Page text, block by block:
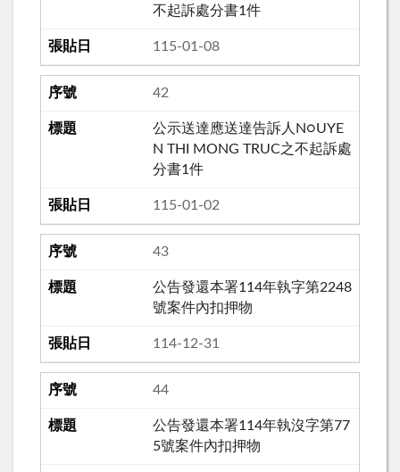
不起訴處分書1件
115-01-08
42
公示送達應送達告訴人N○UYE
N THI MONG TRUC之不起訴處
分書1件
115-01-02
43
公告發還本署114年執字第2248
號案件內扣押物
114-12-31
44
公告發還本署114年執沒字第77
5號案件內扣押物